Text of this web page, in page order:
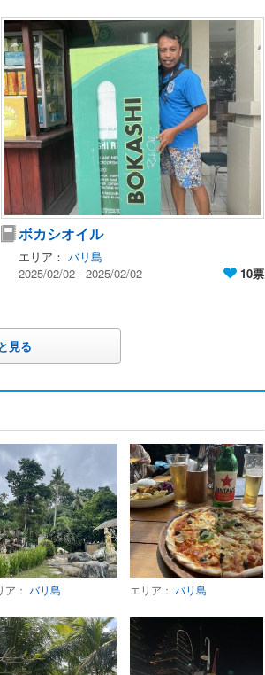
ボカシオイル
エリア： バリ島
2025/02/02 - 2025/02/02
10票
見る
ア： バリ島 エリア： バリ島